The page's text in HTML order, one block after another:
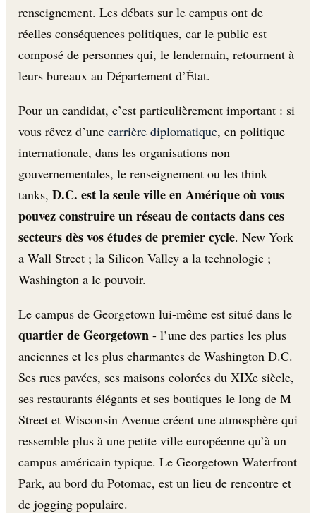
renseignement. Les débats sur le campus ont de
réelles conséquences politiques, car le public est
composé de personnes qui, le lendemain, retournent à
leurs bureaux au Département d’État.
Pour un candidat, c’est particulièrement important : si
vous rêvez d’une carrière diplomatique, en politique
internationale, dans les organisations non
gouvernementales, le renseignement ou les think
tanks, D.C. est la seule ville en Amérique où vous
pouvez construire un réseau de contacts dans ces
secteurs dès vos études de premier cycle. New York
a Wall Street ; la Silicon Valley a la technologie ;
Washington a le pouvoir.
Le campus de Georgetown lui-même est situé dans le
quartier de Georgetown - l’une des parties les plus
anciennes et les plus charmantes de Washington D.C.
Ses rues pavées, ses maisons colorées du XIXe siècle,
ses restaurants élégants et ses boutiques le long de M
Street et Wisconsin Avenue créent une atmosphère qui
ressemble plus à une petite ville européenne qu’à un
campus américain typique. Le Georgetown Waterfront
Park, au bord du Potomac, est un lieu de rencontre et
de jogging populaire.